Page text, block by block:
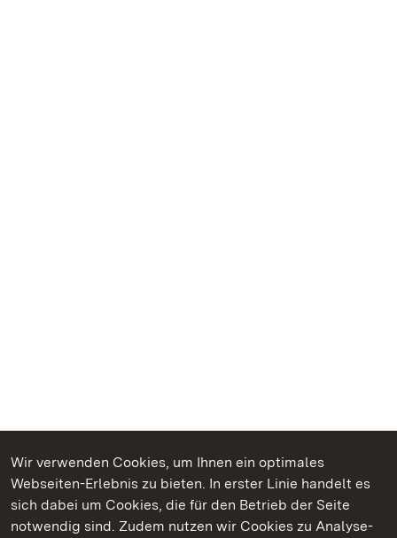
Wir verwenden Cookies, um Ihnen ein optimales
Webseiten-Erlebnis zu bieten. In erster Linie handelt es
sich dabei um Cookies, die für den Betrieb der Seite
notwendig sind. Zudem nutzen wir Cookies zu Analyse-
Kommen. Staunen. Genießen.